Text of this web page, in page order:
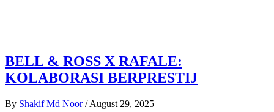
BELL & ROSS X RAFALE:
KOLABORASI BERPRESTIJ
By Shakif Md Noor / August 29, 2025